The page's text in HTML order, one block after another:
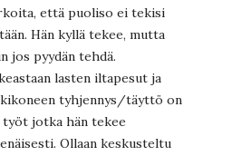
että puoliso ei tekisi
Hän kyllä tekee, mutta
jos pyydän tehdä.
lasten iltapesut ja
tyhjennys/täyttö on
työt jotka hän tekee
Ollaan keskusteltu